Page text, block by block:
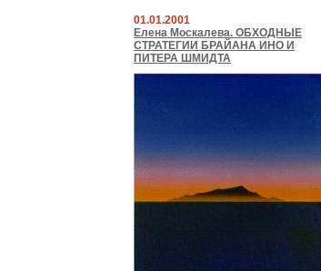
01.01.2001
Елена Москалева. ОБХОДНЫЕ
СТРАТЕГИИ БРАЙАНА ИНО И
ПИТЕРА ШМИДТА